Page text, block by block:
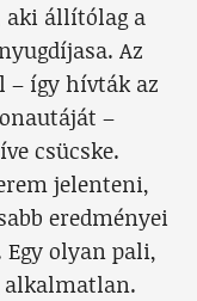
aki állítólag a
Az
– így hívták az
–
csücske.
jelenteni,
eredményei
olyan pali,
alkalmatlan.